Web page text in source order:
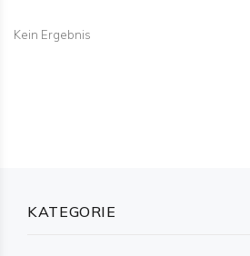
Kein Ergebnis
KATEGORIE